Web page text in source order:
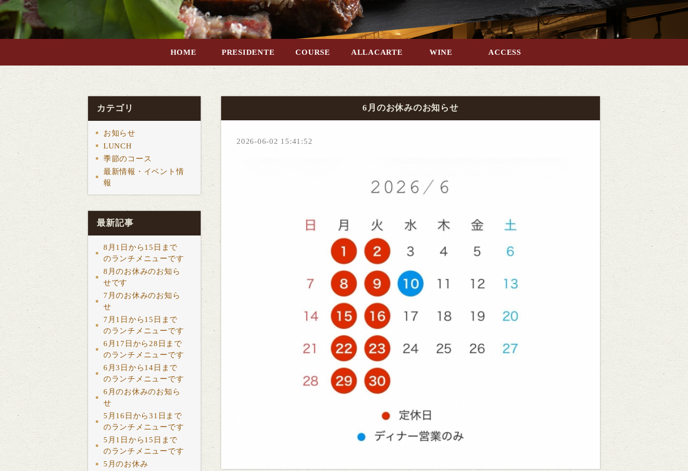
HOME PRESIDENTE COURSE ALLACARTE WINE ACCESS
カテゴリ
お知らせ
LUNCH
季節のコース
最新情報・イベント情
報
最新記事
8月1日から15日まで
のランチメニューです
8月のお休みのお知ら
せです
7月のお休みのお知ら
せ
7月1日から15日まで
のランチメニューです
6月17日から28日まで
のランチメニューです
6月3日から14日まで
のランチメニューです
6月のお休みのお知ら
せ
5月16日から31日まで
のランチメニューです
5月1日から15日まで
のランチメニューです
5月のお休み
6月のお休みのお知らせ
2026-06-02 15:41:52